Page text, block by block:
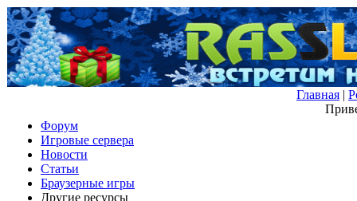
Главная |
Форум
Игровые сервера
Новости
Статьи
Браузерные игры
Другие ресурсы